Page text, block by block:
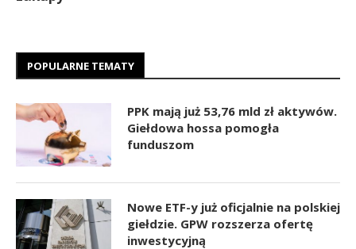
POPULARNE TEMATY
PPK mają już 53,76 mld zł aktywów.
Giełdowa hossa pomogła
funduszom
Nowe ETF-y już oficjalnie na polskiej
giełdzie. GPW rozszerza ofertę
inwestycyjną